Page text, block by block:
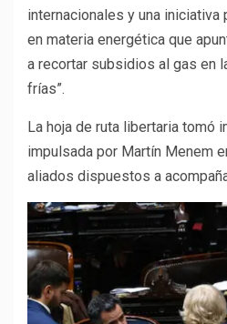
internacionales y una
en materia energética que
a recortar subsidios al gas en
frías”.
La hoja de ruta libertaria tomó
impulsada por Martín Menem
aliados dispuestos a